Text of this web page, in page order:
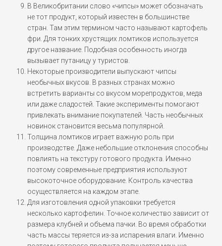
В Великобритании слово «чипсы» может обозначать
не тот продукт, который известен в большинстве
стран. Там этим термином часто называют картофель
фри. Для тонких хрустящих ломтиков используется
другое название. Подобная особенность иногда
вызывает путаницу у туристов.
Некоторые производители выпускают чипсы
необычных вкусов. В разных странах можно
встретить варианты со вкусом морепродуктов, меда
или даже сладостей. Такие эксперименты помогают
привлекать внимание покупателей. Часть необычных
новинок становится весьма популярной.
Толщина ломтиков играет важную роль при
производстве. Даже небольшие отклонения способны
повлиять на текстуру готового продукта. Именно
поэтому современные предприятия используют
высокоточное оборудование. Контроль качества
осуществляется на каждом этапе.
Для изготовления одной упаковки требуется
несколько картофелин. Точное количество зависит от
размера клубней и объема пачки. Во время обработки
часть массы теряется из-за испарения влаги. Именно